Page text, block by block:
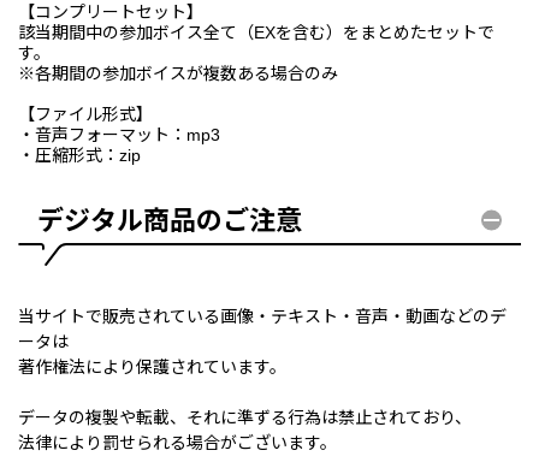
【コンプリートセット】
該当期間中の参加ボイス全て（EXを含む）をまとめたセットで
す。
※各期間の参加ボイスが複数ある場合のみ
【ファイル形式】
・音声フォーマット：mp3
・圧縮形式：zip
デジタル商品のご注意
当サイトで販売されている画像・テキスト・音声・動画などのデ
ータは
著作権法により保護されています。
データの複製や転載、それに準ずる行為は禁止されており、
法律により罰せられる場合がございます。